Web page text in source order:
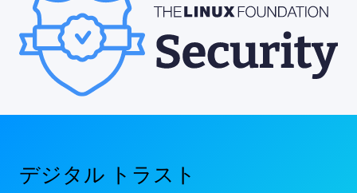
デジタル トラスト